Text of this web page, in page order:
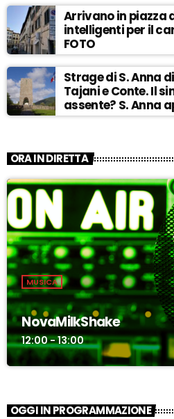
Arrivano in piazza
intelligenti per il
FOTO
Strage di S. Anna
Tajani e Conte. Il
assente? S. Anna
ASCOLTA
ORA IN DIRETTA
MUSICA
NovaMilkShake
12:00 - 13:00
OGGI IN PROGRAMMAZIONE